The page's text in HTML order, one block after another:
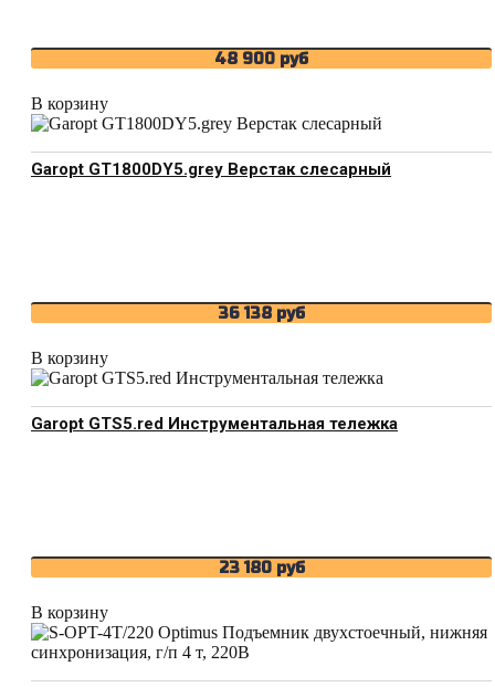
48 900 руб
В корзину
Garopt GT1800DY5.grey Верстак слесарный
36 138 руб
В корзину
Garopt GTS5.red Инструментальная тележка
23 180 руб
В корзину